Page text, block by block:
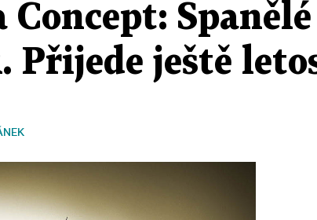
Concept:
Přijede ještě